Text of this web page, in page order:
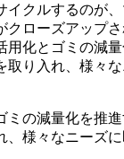
イクルするのが
クローズアップ
用化とゴミの減量
取り入れ、様々
ミの減量化を推
、様々なニーズ